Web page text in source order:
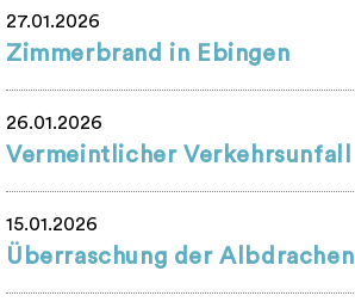
27.01.2026
Zimmerbrand in Ebingen
26.01.2026
Vermeintlicher Verkehrsunfall
15.01.2026
Überraschung der Albdrachen